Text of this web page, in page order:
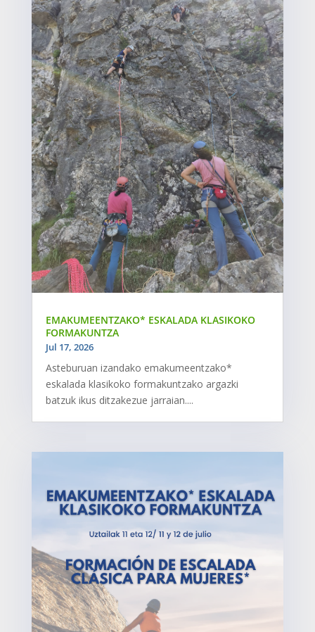
EMAKUMEENTZAKO* ESKALADA KLASIKOKO
FORMAKUNTZA
Jul 17, 2026
Asteburuan izandako emakumeentzako*
eskalada klasikoko formakuntzako argazki
batzuk ikus ditzakezue jarraian....